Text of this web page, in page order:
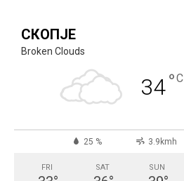
СКОПЈЕ
Broken Clouds
34°C
25 % 3.9kmh
FRI SAT SUN